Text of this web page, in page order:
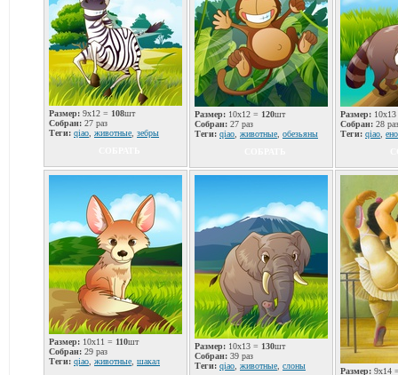
Размер: 9x12 = 108шт
Собран: 27 раз
Теги: qiao животные зебры
Размер: 10x12 = 120шт
Собран: 27 раз
Теги: qiao животные обезьяны
Размер:
Собран: 28 раз
Теги: qiao
Размер: 10x11 = 110шт
Собран: 29 раз
Теги: qiao животные шакал
Размер: 10x13 = 130шт
Собран: 39 раз
Теги: qiao животные слоны
Размер: 9x14